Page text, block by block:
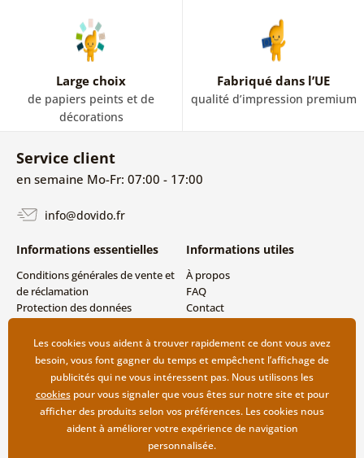
Large choix
de papiers peints et de
décorations
Fabriqué dans l’UE
qualité d’impression premium
Service client
en semaine Mo-Fr: 07:00 - 17:00
info@dovido.fr
Informations essentielles
Conditions générales de vente et
de réclamation
Protection des données
Modes de livraison et de
paiement
Retour des produits
Informations utiles
À propos
FAQ
Contact
Les cookies vous aident à trouver rapidement ce dont vous avez
besoin, vous font gagner du temps et empêchent l’affichage de
publicités qui ne vous intéressent pas. Nous utilisons les
cookiespour vous signaler que vous êtes sur notre site et pour
afficher des produits selon vos préférences. Les cookies nous
aident à améliorer votre expérience de navigation
personnalisée.